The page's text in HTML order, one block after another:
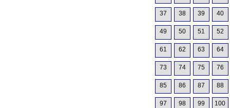
37 38 39 40
49 50 51 52
61 62 63 64
73 74 75 76
85 86 87 88
97 98 99 100